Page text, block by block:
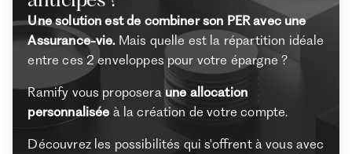
Une solution est de combiner son PER avec une
Assurance-vie. Mais quelle est la répartition idéale
entre ces 2 enveloppes pour votre épargne ?
Ramify vous proposera une allocation
personnalisée à la création de votre compte.
Découvrez les possibilités qui s'offrent à vous avec